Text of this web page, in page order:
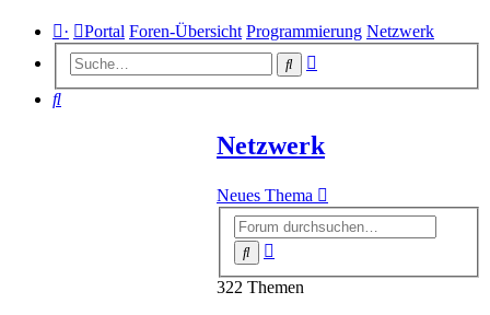
· Portal Foren-Übersicht Programmierung Netzwerk
Suche
Suche
Netzwerk
Neues Thema
Suche
322 Themen